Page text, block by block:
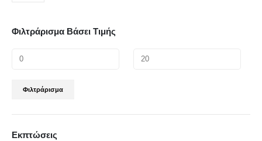
Φιλτράρισμα Βάσει Τιμής
Φιλτράρισμα
Εκπτώσεις